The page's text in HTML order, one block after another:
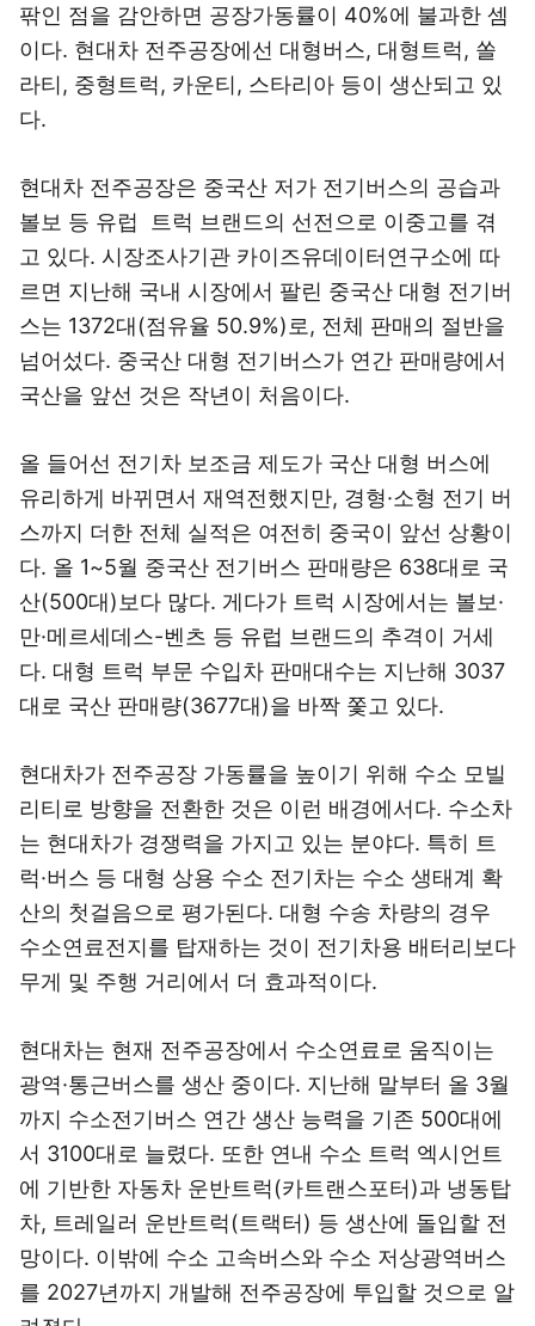
팎인 점을 감안하면 공장가동률이 40%에 불과한 셈
이다. 현대차 전주공장에선 대형버스, 대형트럭, 쏠
라티, 중형트럭, 카운티, 스타리아 등이 생산되고 있
다.
현대차 전주공장은 중국산 저가 전기버스의 공습과
볼보 등 유럽 트럭 브랜드의 선전으로 이중고를 겪
고 있다. 시장조사기관 카이즈유데이터연구소에 따
르면 지난해 국내 시장에서 팔린 중국산 대형 전기버
스는 1372대(점유율 50.9%)로, 전체 판매의 절반을
넘어섰다. 중국산 대형 전기버스가 연간 판매량에서
국산을 앞선 것은 작년이 처음이다.
올 들어선 전기차 보조금 제도가 국산 대형 버스에
유리하게 바뀌면서 재역전했지만, 경형·소형 전기 버
스까지 더한 전체 실적은 여전히 중국이 앞선 상황이
다. 올 1~5월 중국산 전기버스 판매량은 638대로 국
산(500대)보다 많다. 게다가 트럭 시장에서는 볼보·
만·메르세데스-벤츠 등 유럽 브랜드의 추격이 거세
다. 대형 트럭 부문 수입차 판매대수는 지난해 3037
대로 국산 판매량(3677대)을 바짝 쫓고 있다.
현대차가 전주공장 가동률을 높이기 위해 수소 모빌
리티로 방향을 전환한 것은 이런 배경에서다. 수소차
는 현대차가 경쟁력을 가지고 있는 분야다. 특히 트
럭·버스 등 대형 상용 수소 전기차는 수소 생태계 확
산의 첫걸음으로 평가된다. 대형 수송 차량의 경우
수소연료전지를 탑재하는 것이 전기차용 배터리보다
무게 및 주행 거리에서 더 효과적이다.
현대차는 현재 전주공장에서 수소연료로 움직이는
광역·통근버스를 생산 중이다. 지난해 말부터 올 3월
까지 수소전기버스 연간 생산 능력을 기존 500대에
서 3100대로 늘렸다. 또한 연내 수소 트럭 엑시언트
에 기반한 자동차 운반트럭(카트랜스포터)과 냉동탑
차, 트레일러 운반트럭(트랙터) 등 생산에 돌입할 전
망이다. 이밖에 수소 고속버스와 수소 저상광역버스
를 2027년까지 개발해 전주공장에 투입할 것으로 알